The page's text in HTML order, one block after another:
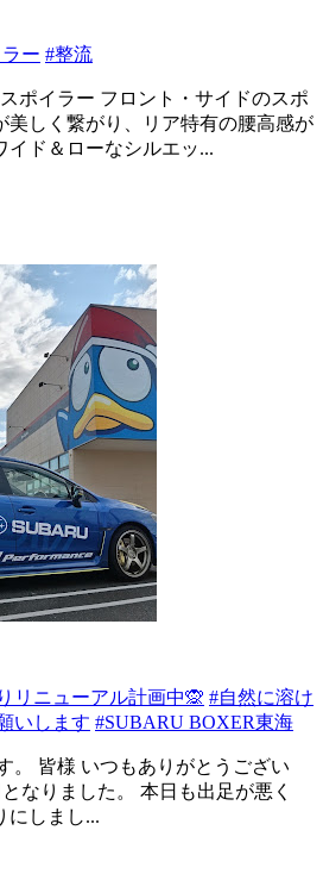
ー #整流
ポイラー フロント・サイドのスポ
美しく繋がり、リア特有の腰高感が
イド＆ローなシルエッ...
リニューアル計画中🙊 #自然に溶け
いします #SUBARU BOXER東海
。 皆様 いつもありがとうござい
なりました。 本日も出足が悪く
にしまし...